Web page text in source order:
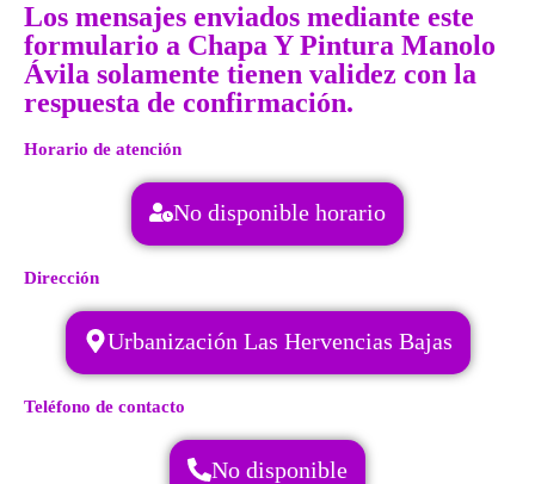
Los mensajes enviados mediante este
formulario a Chapa Y Pintura Manolo
Ávila solamente tienen validez con la
respuesta de confirmación.
Horario de atención
No disponible horario
Dirección
Urbanización Las Hervencias Bajas
Teléfono de contacto
No disponible